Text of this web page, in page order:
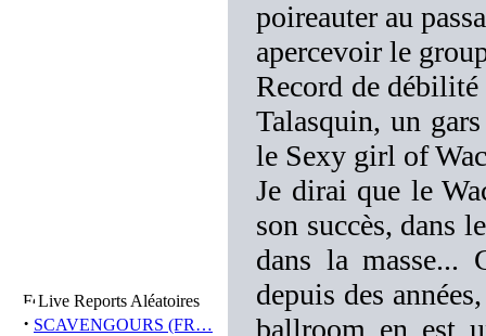
Live Reports Aléatoires
· SCAVENGOURS (FR…
poireauter au
apercevoir le
Record de
Talasquin, un
le Sexy girl of
Je dirai que le
son succès, dans
dans la masse...
depuis des
ballroom en est